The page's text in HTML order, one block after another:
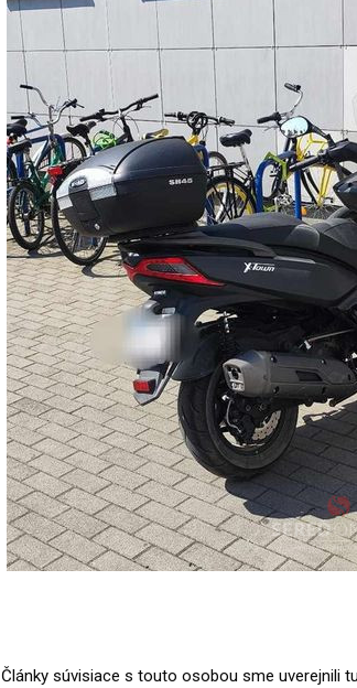
Články súvisiace s touto osobou sme uverejnili